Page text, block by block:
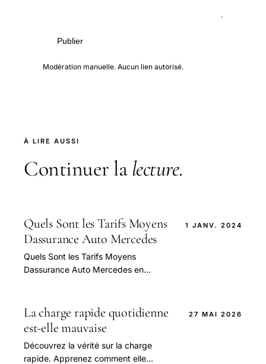
Publier
Modération manuelle. Aucun lien autorisé.
À LIRE AUSSI
Continuer la lecture.
Quels Sont les Tarifs Moyens
Dassurance Auto Mercedes
Quels Sont les Tarifs Moyens
Dassurance Auto Mercedes en
1 JANV. 2024
La charge rapide quotidienne
est-elle mauvaise
Découvrez la vérité sur la charge
rapide. Apprenez comment elle
27 MAI 2026